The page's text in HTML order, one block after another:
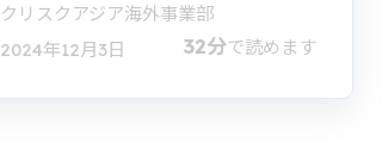
クリスクアジア海外事業部
2024年12月3日
32分で読めます